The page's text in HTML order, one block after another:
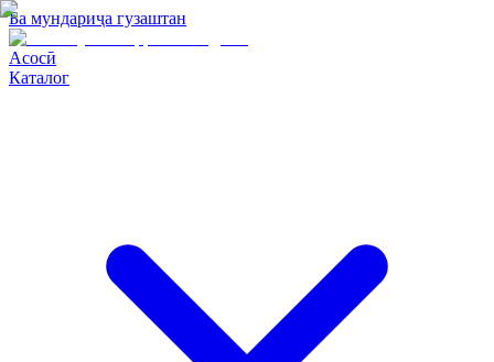
Ба мундариҷа гузаштан
Асосӣ
Каталог